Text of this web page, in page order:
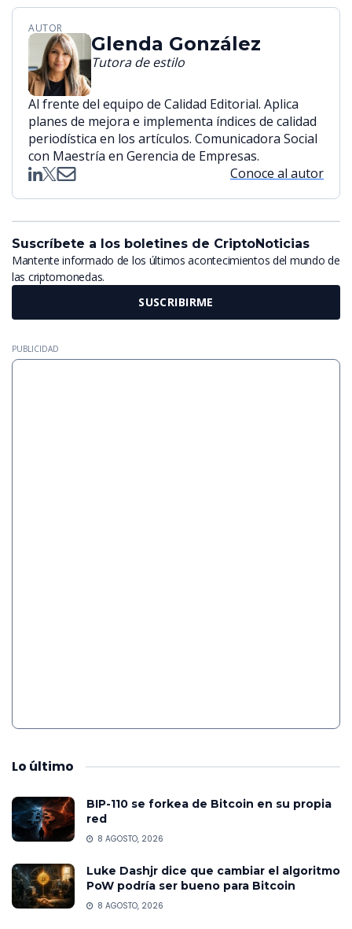
AUTOR
Glenda González
Tutora de estilo
Al frente del equipo de Calidad Editorial. Aplica
planes de mejora e implementa índices de calidad
periodística en los artículos. Comunicadora Social
con Maestría en Gerencia de Empresas.
Conoce al autor
Suscríbete a los boletines de CriptoNoticias
Mantente informado de los últimos acontecimientos del mundo de
las criptomonedas.
SUSCRIBIRME
PUBLICIDAD
Lo último
BIP-110 se forkea de Bitcoin en su propia
red
8 AGOSTO, 2026
Luke Dashjr dice que cambiar el algoritmo
PoW podría ser bueno para Bitcoin
8 AGOSTO, 2026